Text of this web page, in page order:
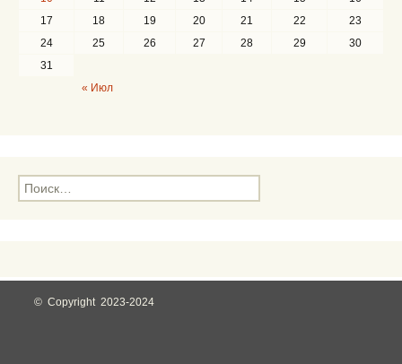
« Июл
17
18 19 20 21 22
23
24
25 26 27 28 29
30
31
Н
а
:
© Copyright 2023-2024